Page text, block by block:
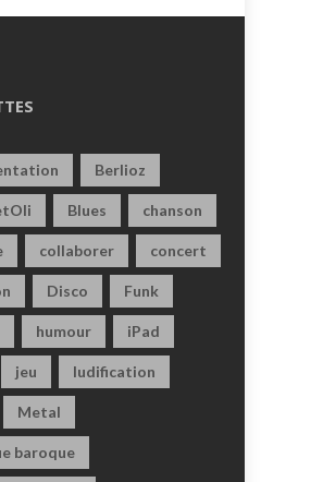
Berlioz
Blues chanson
collaborer concert
Disco Funk
humour iPad
jeu ludification
Metal
baroque